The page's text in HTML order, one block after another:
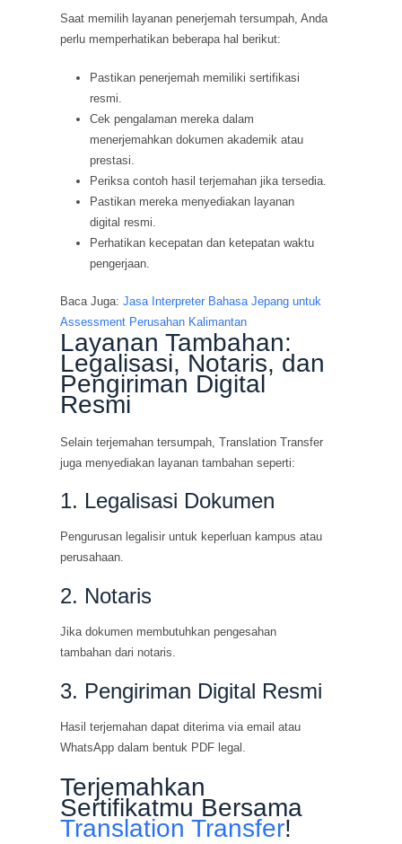
Saat memilih layanan penerjemah tersumpah, Anda
perlu memperhatikan beberapa hal berikut:
Pastikan penerjemah memiliki sertifikasi
resmi.
Cek pengalaman mereka dalam
menerjemahkan dokumen akademik atau
prestasi.
Periksa contoh hasil terjemahan jika tersedia.
Pastikan mereka menyediakan layanan
digital resmi.
Perhatikan kecepatan dan ketepatan waktu
pengerjaan.
Baca Juga:Jasa Interpreter Bahasa Jepang untuk
Assessment Perusahan Kalimantan
Layanan Tambahan:
Legalisasi, Notaris, dan
Pengiriman Digital
Resmi
Selain terjemahan tersumpah, Translation Transfer
juga menyediakan layanan tambahan seperti:
1. Legalisasi Dokumen
Pengurusan legalisir untuk keperluan kampus atau
perusahaan.
2. Notaris
Jika dokumen membutuhkan pengesahan
tambahan dari notaris.
3. Pengiriman Digital Resmi
Hasil terjemahan dapat diterima via email atau
WhatsApp dalam bentuk PDF legal.
Terjemahkan
Sertifikatmu Bersama
Translation Transfer!